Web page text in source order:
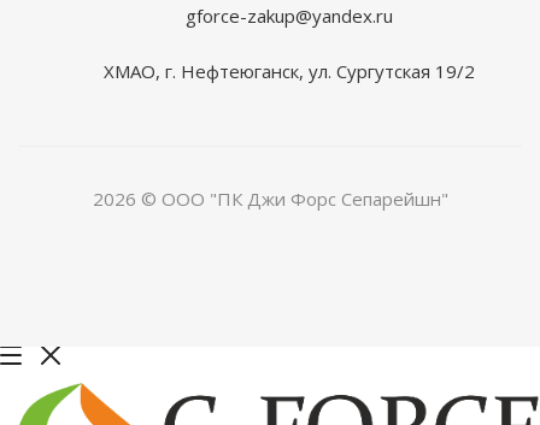
gforce-zakup@yandex.ru
ХМАО, г. Нефтеюганск, ул. Сургутская 19/2
2026 © ООО "ПК Джи Форс Сепарейшн"